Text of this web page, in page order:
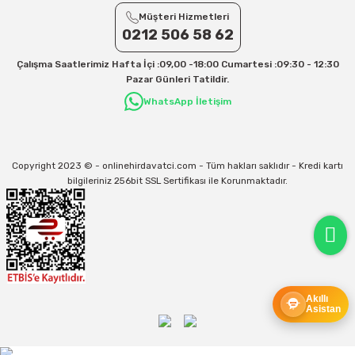
Yurtiçi Kargo için 30 Desi sonrası her +1 Desi: 13 TL
Aras Kargo için 30 Desi sonrası her +1 Desi: 17 TL
Kargo ve teslimat süreçleriyle ilgili tüm sorularınız için bizimle iletişime
31/12/2026 Tarihine Kadar Geçerlidir
Akıllı
Asistan
Müşteri Hizmetleri
0212 506 58 62
Çalışma Saatlerimiz Hafta İçi :09,00 -18:00 Cumartesi :09:30 - 12:30
Pazar Günleri Tatildir.
WhatsApp İletişim
Copyright 2023 © - onlinehirdavatci.com - Tüm hakları saklıdır - Kredi kartı
bilgileriniz 256bit SSL Sertifikası ile Korunmaktadır.